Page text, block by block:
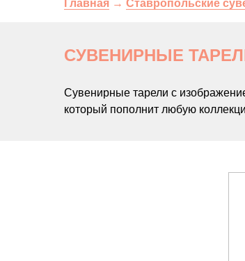
Главная → Ставропольские
СУВЕНИРНЫЕ
Сувенирные тарели с
который пополнит любую